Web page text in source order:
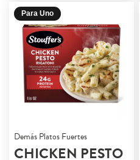
Para Uno
Demás Platos Fuertes
CHICKEN PESTO